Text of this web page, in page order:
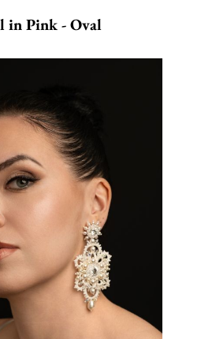
in Pink - Oval